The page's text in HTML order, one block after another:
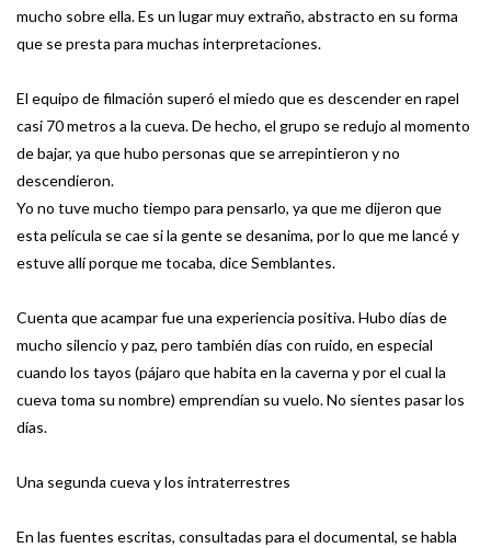
mucho sobre ella. Es un lugar muy extraño, abstracto en su forma
que se presta para muchas interpretaciones.
El equipo de filmación superó el miedo que es descender en rapel
casi 70 metros a la cueva. De hecho, el grupo se redujo al momento
de bajar, ya que hubo personas que se arrepintieron y no
descendieron.
Yo no tuve mucho tiempo para pensarlo, ya que me dijeron que
esta película se cae si la gente se desanima, por lo que me lancé y
estuve allí porque me tocaba, dice Semblantes.
Cuenta que acampar fue una experiencia positiva. Hubo días de
mucho silencio y paz, pero también días con ruido, en especial
cuando los tayos (pájaro que habita en la caverna y por el cual la
cueva toma su nombre) emprendían su vuelo. No sientes pasar los
días.
Una segunda cueva y los intraterrestres
En las fuentes escritas, consultadas para el documental, se habla